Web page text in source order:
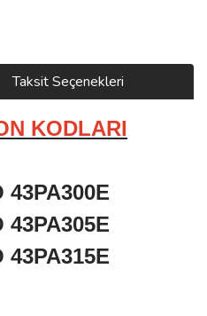
Taksit Seçenekleri
KODLARI
43PA300E
43PA305E
43PA315E